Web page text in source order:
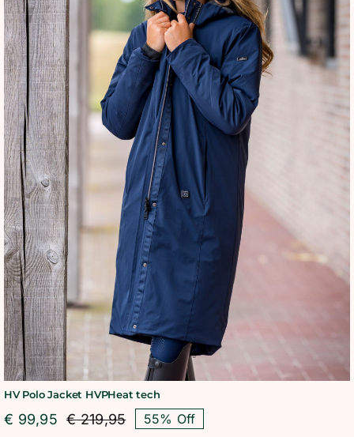
HV Polo Jacket HVPHeat tech
€219,95Oorspronkelijke
€ 99,95
Huidige
55% Off